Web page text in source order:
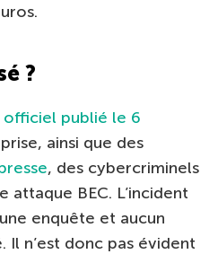
?
officiel publié le 6
ainsi que des
, des cybercriminels
attaque BEC. L’incident
enquête et aucun
Il n’est donc pas évident